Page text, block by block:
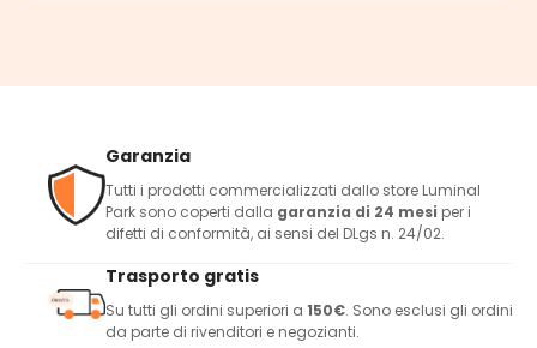
Garanzia
Tutti i prodotti commercializzati dallo store Luminal
Park sono coperti dalla garanzia di 24 mesi per i
difetti di conformità, ai sensi del DLgs n. 24/02.
Trasporto gratis
Su tutti gli ordini superiori a 150€. Sono esclusi gli ordini
da parte di rivenditori e negozianti.